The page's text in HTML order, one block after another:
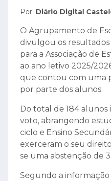
Por: Diário Digital
O Agrupamento de
divulgou os resultados
para a Associação de
ao ano letivo 2025/
que contou com uma
por parte dos alunos.
Do total de 184 alunos
voto, abrangendo
ciclo e Ensino
exerceram o seu
se uma abstenção de
Segundo a informação